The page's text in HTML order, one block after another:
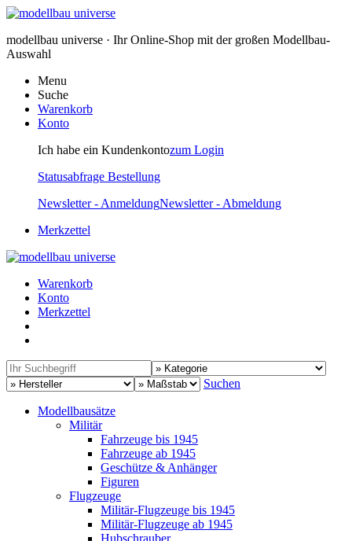
modellbau universe · Ihr Online-Shop mit der großen Modellbau-
Auswahl
Menu
Suche
Warenkorb
Konto
Ich habe ein Kundenkontozum Login
Statusabfrage Bestellung
Newsletter - AnmeldungNewsletter - Abmeldung
Merkzettel
Warenkorb
Konto
Merkzettel
Suchen
Modellbausätze
Militär
Fahrzeuge bis 1945
Fahrzeuge ab 1945
Geschütze & Anhänger
Figuren
Flugzeuge
Militär-Flugzeuge bis 1945
Militär-Flugzeuge ab 1945
Hubschrauber